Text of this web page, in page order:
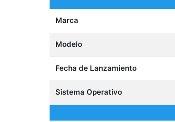
Marca
Modelo
Fecha de Lanzamiento
Sistema Operativo